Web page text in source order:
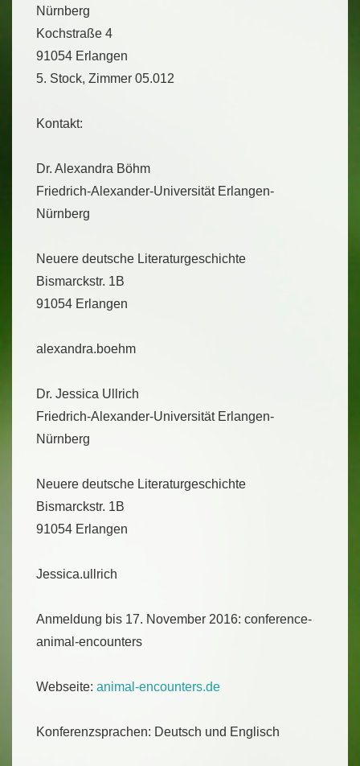
Nürnberg
Kochstraße 4
91054 Erlangen
5. Stock, Zimmer 05.012
Kontakt:
Dr. Alexandra Böhm
Friedrich-Alexander-Universität Erlangen-
Nürnberg
Neuere deutsche Literaturgeschichte
Bismarckstr. 1B
91054 Erlangen
alexandra.boehm
Dr. Jessica Ullrich
Friedrich-Alexander-Universität Erlangen-
Nürnberg
Neuere deutsche Literaturgeschichte
Bismarckstr. 1B
91054 Erlangen
Jessica.ullrich
Anmeldung bis 17. November 2016: conference-
animal-encounters
Webseite: animal-encounters.de
Konferenzsprachen: Deutsch und Englisch